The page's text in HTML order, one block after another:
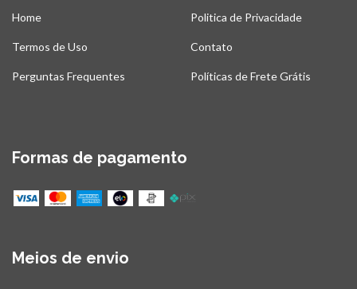
Home Politica de Privacidade
Termos de Uso Contato
Perguntas Frequentes Políticas de Frete Grátis
Formas de pagamento
Meios de envio